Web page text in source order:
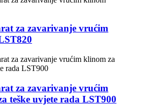
za zavarivanje vrućim
za zavarivanje vrućim
teške uvjete rada LST900